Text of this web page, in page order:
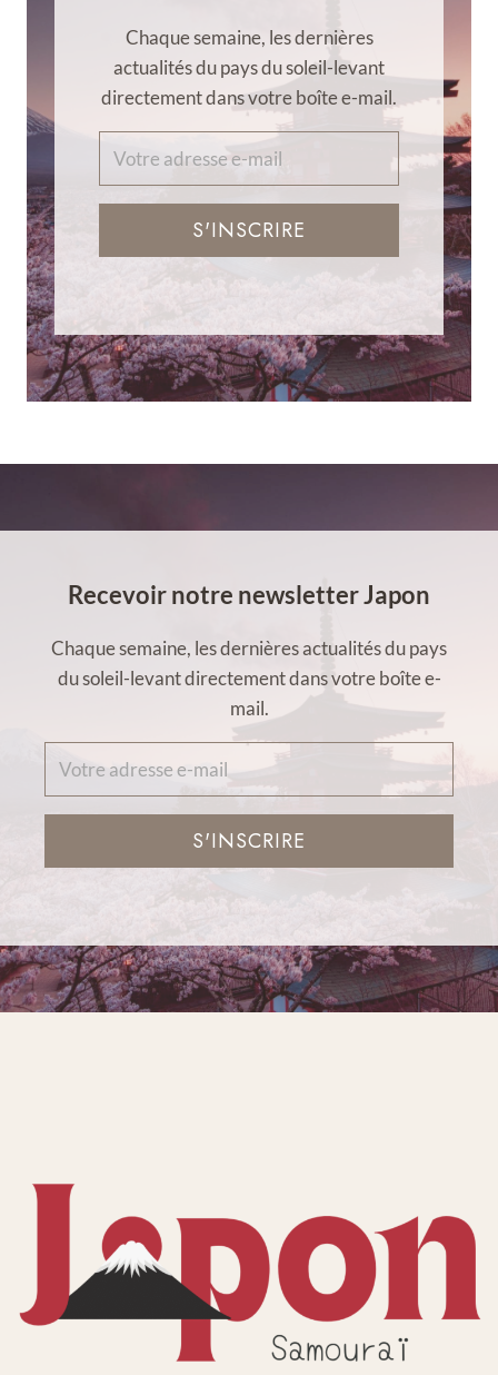
Chaque semaine, les dernières
actualités du pays du soleil-levant
directement dans votre boîte e-mail.
S'INSCRIRE
Recevoir notre newsletter Japon
Chaque semaine, les dernières actualités du pays
du soleil-levant directement dans votre boîte e-
mail.
S'INSCRIRE